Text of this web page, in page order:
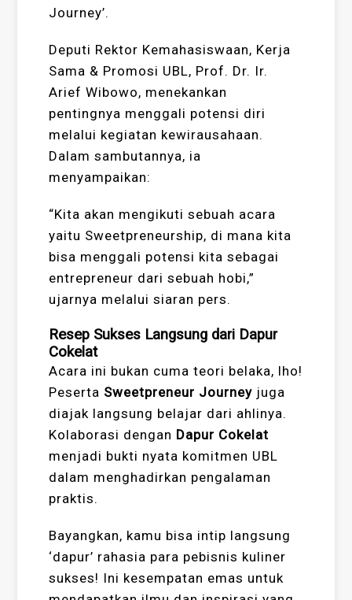
Journey’.
Deputi Rektor Kemahasiswaan, Kerja
Sama & Promosi UBL, Prof. Dr. Ir.
Arief Wibowo, menekankan
pentingnya menggali potensi diri
melalui kegiatan kewirausahaan.
Dalam sambutannya, ia
menyampaikan:
“Kita akan mengikuti sebuah acara
yaitu Sweetpreneurship, di mana kita
bisa menggali potensi kita sebagai
entrepreneur dari sebuah hobi,”
ujarnya melalui siaran pers.
Resep Sukses Langsung dari Dapur
Cokelat
Acara ini bukan cuma teori belaka, lho!
Peserta Sweetpreneur Journey juga
diajak langsung belajar dari ahlinya.
Kolaborasi dengan Dapur Cokelat
menjadi bukti nyata komitmen UBL
dalam menghadirkan pengalaman
praktis.
Bayangkan, kamu bisa intip langsung
‘dapur’ rahasia para pebisnis kuliner
sukses! Ini kesempatan emas untuk